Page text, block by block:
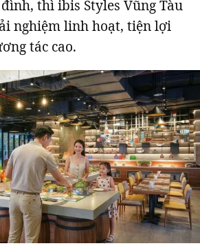
thì ibis Styles Vũng Tàu
nghiệm linh hoạt, tiện lợi
tác cao.